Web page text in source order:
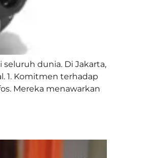
dunia. Di Jakarta,
1. Komitmen terhadap
Mereka menawarkan